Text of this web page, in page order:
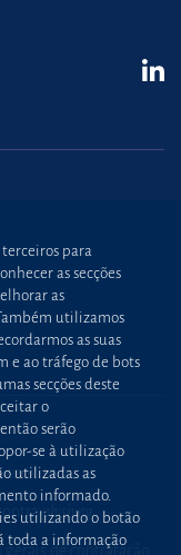
cookies
phishing
gerais de contratação
para
as secções
as
utilizamos
as suas
e ao tráfego de bots
secções deste
o
serão
se à utilização
utilizadas as
informado.
utilizando o botão
toda a informação